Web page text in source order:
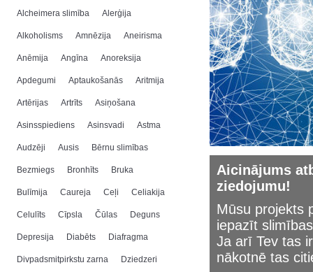
Alcheimera slimība Alerģija
Alkoholisms Amnēzija Aneirisma
Anēmija Angīna Anoreksija
Apdegumi Aptaukošanās Aritmija
Artērijas Artrīts Asiņošana
Asinsspiediens Asinsvadi Astma
Audzēji Ausis Bērnu slimības
Bezmiegs Bronhīts Bruka
Bulīmija Caureja Ceļi Celiakija
Celulīts Cīpsla Čūlas Deguns
Depresija Diabēts Diafragma
Divpadsmitpirkstu zarna Dziedzeri
Aicinājums
ziedojumu!
Mūsu projekts
iepazīt
Ja arī Tev tas
nākotnē tas